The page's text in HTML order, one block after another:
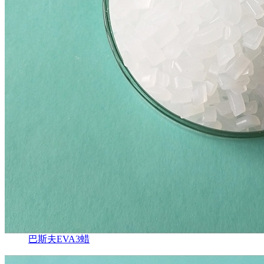
巴斯夫EVA3蜡